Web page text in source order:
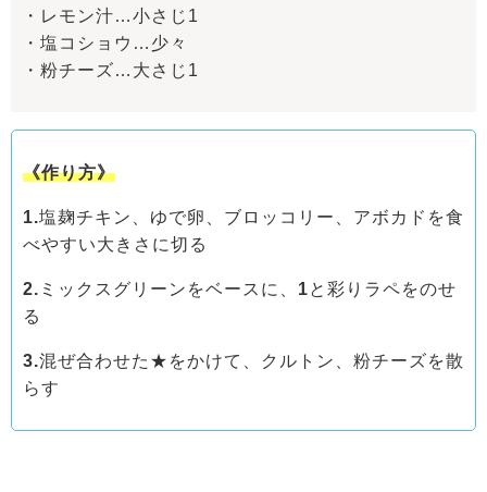
・レモン汁…小さじ1
・塩コショウ…少々
・粉チーズ…大さじ1
《作り方》
1.塩麹チキン、ゆで卵、ブロッコリー、アボカドを食
べやすい大きさに切る
2. ミックスグリーンをベースに、 1と彩りラペをのせ
る
3.混ぜ合わせた★をかけて、クルトン、粉チーズを散
らす